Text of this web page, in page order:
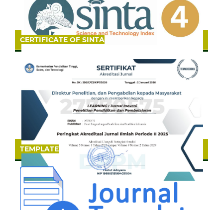
CERTIFICATE OF SINTA
TEMPLATE